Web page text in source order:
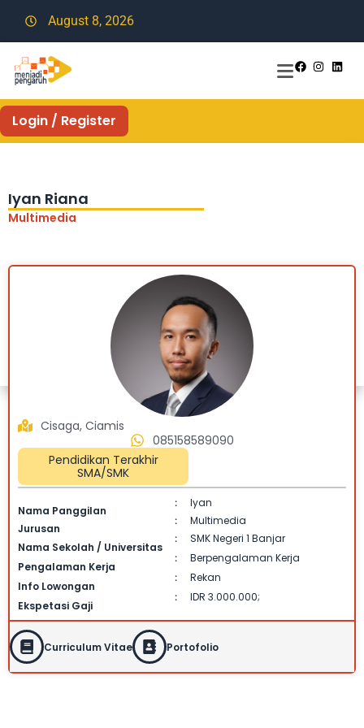
August 8, 2026
Login / Register
Iyan Riana
Multimedia
Pendidikan Terakhir
SMA/SMK
085158589090
Cisaga, Ciamis
Nama Panggilan
:
Iyan
Jurusan
:
Multimedia
Nama Sekolah / Universitas
: SMK Negeri 1 Banjar
Pengalaman Kerja
: Berpengalaman Kerja
Info Lowongan
: Rekan
Ekspetasi Gaji
: IDR 3.000.000;
Curriculum Vitae Portofolio